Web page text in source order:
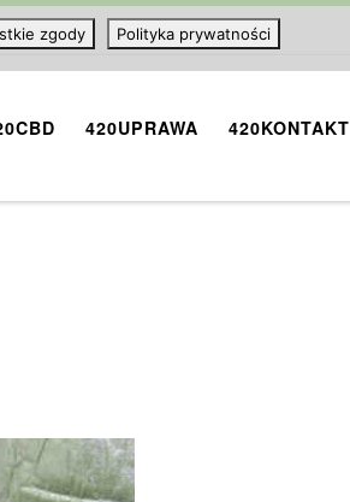
420UPRAWA 420KONTAKT
zgody Polityka prywatności